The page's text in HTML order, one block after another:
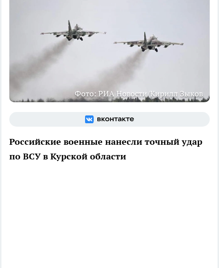
Фото: РИА Новости/Кирилл Зыков
Российские военные нанесли точный удар
по ВСУ в Курской области